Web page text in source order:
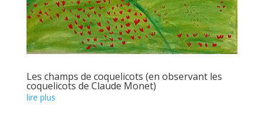
Les champs de coquelicots (en observant les
coquelicots de Claude Monet)
lire plus